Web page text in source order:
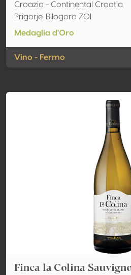
Croazia - Continental Croatia
Prigorje-Bilogora ZOI
Medaglia d'Oro
Vino - Fermo
Finca la Colina